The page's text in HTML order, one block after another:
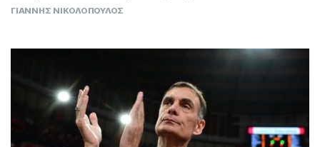
ΓΙΑΝΝΗΣ ΝΙΚΟΛΟΠΟΥΛΟΣ